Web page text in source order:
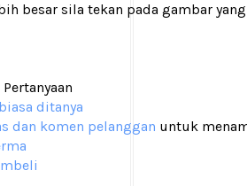
besar sila tekan pada gambar
ditanya
dan komen pelanggan untuk